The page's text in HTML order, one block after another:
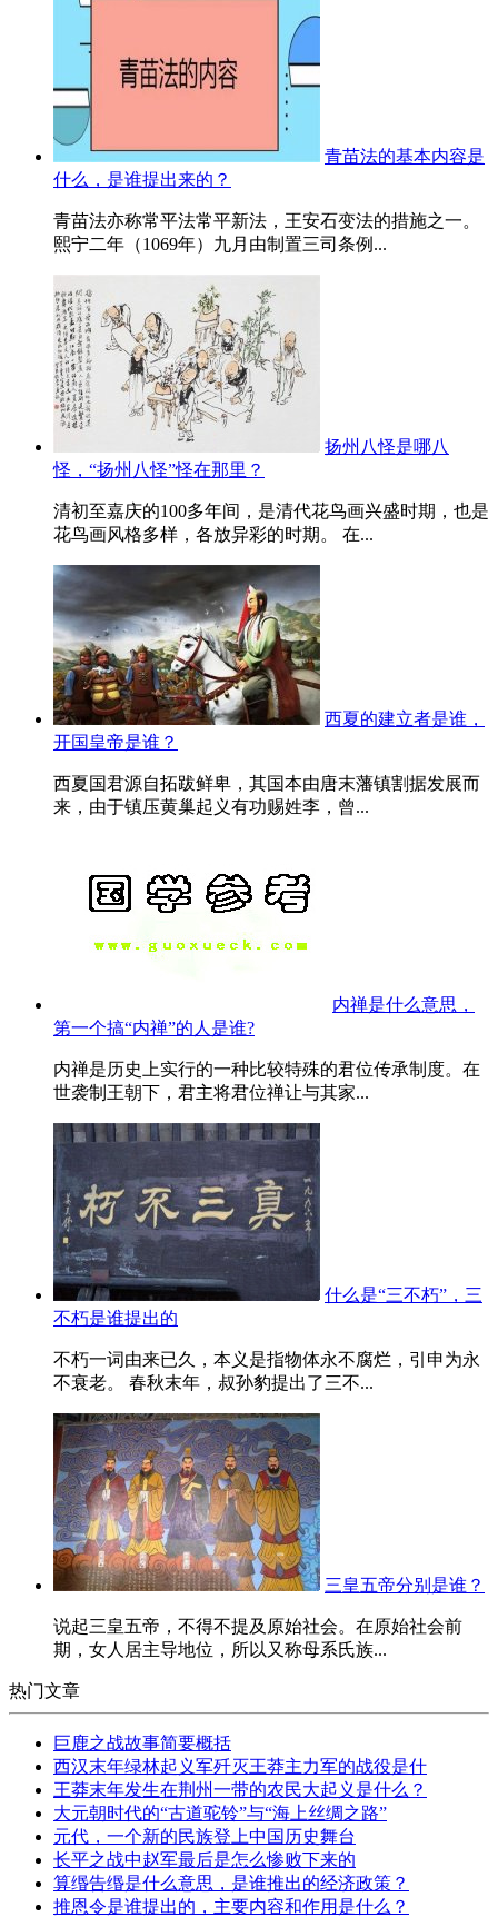
青苗法的基本内容是
什么，是谁提出来的？
青苗法亦称常平法常平新法，王安石变法的措施之一。
熙宁二年（1069年）九月由制置三司条例...
扬州八怪是哪八
怪，“扬州八怪”怪在那里？
清初至嘉庆的100多年间，是清代花鸟画兴盛时期，也是
花鸟画风格多样，各放异彩的时期。 在...
西夏的建立者是谁，
开国皇帝是谁？
西夏国君源自拓跋鲜卑，其国本由唐末藩镇割据发展而
来，由于镇压黄巢起义有功赐姓李，曾...
内禅是什么意思，
第一个搞“内禅”的人是谁?
内禅是历史上实行的一种比较特殊的君位传承制度。在
世袭制王朝下，君主将君位禅让与其家...
什么是“三不朽”，三
不朽是谁提出的
不朽一词由来已久，本义是指物体永不腐烂，引申为永
不衰老。 春秋末年，叔孙豹提出了三不...
三皇五帝分别是谁？
说起三皇五帝，不得不提及原始社会。在原始社会前
期，女人居主导地位，所以又称母系氏族...
热门文章
巨鹿之战故事简要概括
西汉末年绿林起义军歼灭王莽主力军的战役是什
王莽末年发生在荆州一带的农民大起义是什么？
大元朝时代的“古道驼铃”与“海上丝绸之路”
元代，一个新的民族登上中国历史舞台
长平之战中赵军最后是怎么惨败下来的
算缗告缗是什么意思，是谁推出的经济政策？
推恩令是谁提出的，主要内容和作用是什么？